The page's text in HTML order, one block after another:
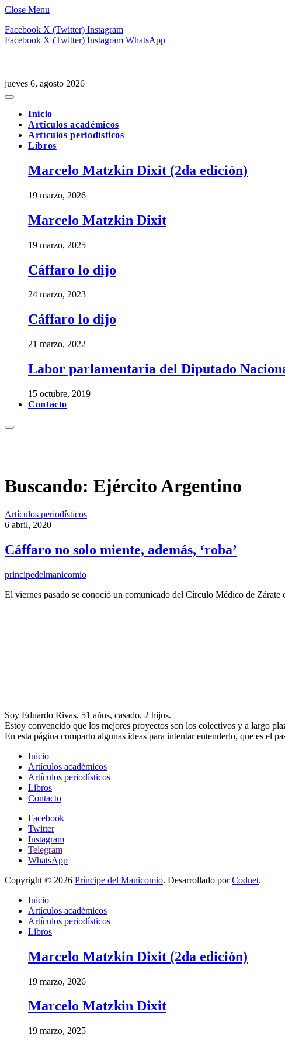
Close Menu
Facebook X (Twitter) Instagram
Facebook X (Twitter) Instagram WhatsApp
jueves 6, agosto 2026
Inicio
Artículos académicos
Artículos periodísticos
Libros
Marcelo Matzkin Dixit (2da edición)
19 marzo, 2026
Marcelo Matzkin Dixit
19 marzo, 2025
Cáffaro lo dijo
24 marzo, 2023
Cáffaro lo dijo
21 marzo, 2022
Labor parlamentaria del Diputado
15 octubre, 2019
Contacto
Buscando: Ejército Argentino
Artículos periodísticos
6 abril, 2020
Cáffaro no solo miente, además, ‘roba’
principedelmanicomio
El viernes pasado se conoció un comunicado del Círculo Médico de
Soy Eduardo Rivas, 51 años, casado, 2 hijos.
Estoy convencido que los mejores proyectos son los colectivos y a largo
En esta página comparto algunas ideas para intentar entenderlo, que es el
Inicio
Artículos académicos
Artículos periodísticos
Libros
Contacto
Facebook
Twitter
Instagram
Telegram
WhatsApp
Copyright © 2026 Príncipe del Manicomio. Desarrollado porCodnet.
Inicio
Artículos académicos
Artículos periodísticos
Libros
Marcelo Matzkin Dixit (2da edición)
19 marzo, 2026
Marcelo Matzkin Dixit
19 marzo, 2025